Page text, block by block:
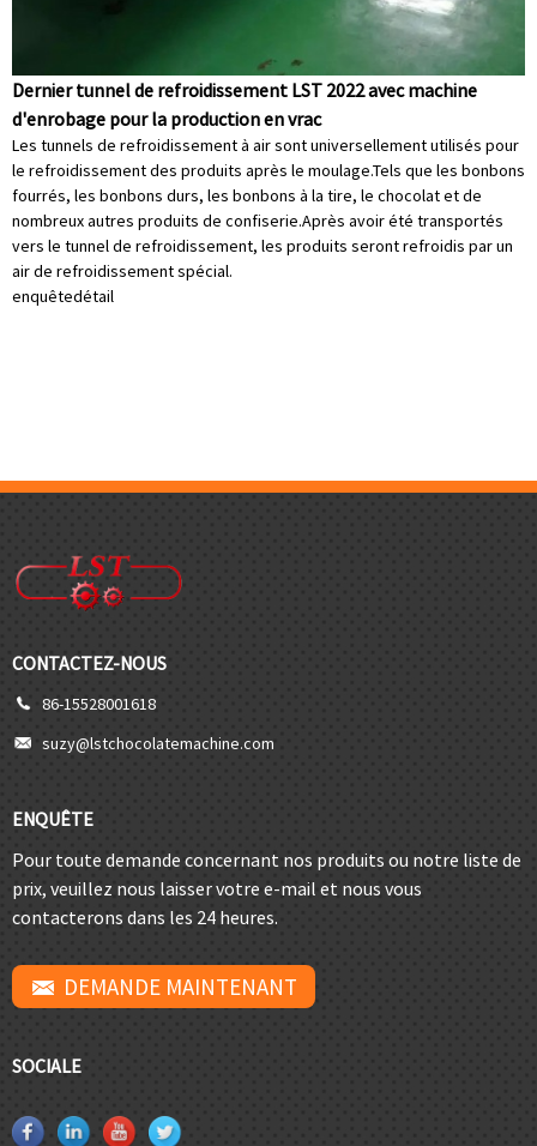
Dernier tunnel de refroidissement LST 2022 avec machine
d'enrobage pour la production en vrac
Les tunnels de refroidissement à air sont universellement utilisés pour
le refroidissement des produits après le moulage.Tels que les bonbons
fourrés, les bonbons durs, les bonbons à la tire, le chocolat et de
nombreux autres produits de confiserie.Après avoir été transportés
vers le tunnel de refroidissement, les produits seront refroidis par un
air de refroidissement spécial.
enquêtedétail
CONTACTEZ-NOUS
86-15528001618
suzy@lstchocolatemachine.com
ENQUÊTE
Pour toute demande concernant nos produits ou notre liste de
prix, veuillez nous laisser votre e-mail et nous vous
contacterons dans les 24 heures.
DEMANDE MAINTENANT
SOCIALE